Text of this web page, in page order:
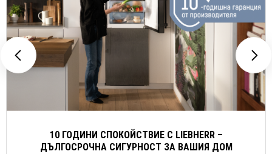
10 ГОДИНИ СПОКОЙСТВИЕ С LIEBHERR –
ДЪЛГОСРОЧНА СИГУРНОСТ ЗА ВАШИЯ ДОМ